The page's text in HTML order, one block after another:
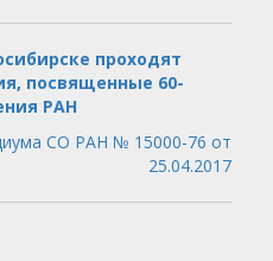
проходят
посвященные 60-
РАН
СО РАН № 15000-76 от
25.04.2017